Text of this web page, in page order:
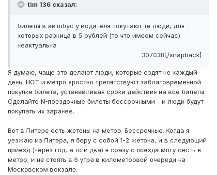
tim 136 сказал:
билеты в автобус у водителя покупают те люди, для
которых разница в 5 рублей (то что имеем сейчас)
неактуальна
307038[/snapback]
Я думаю, чаще это делают люди, которые ездят не каждый
день. НОТ и метро яростно препятствуют заблаговременной
покупке билета, устанавливая сроки действия на все билеты.
Сделайте N-поездочные билеты бессрочными - и люди будут
покупать их заранее.
Вот в Питере есть жетоны на метро. Бессрочные. Когда я
уезжаю из Питера, я беру с собой 1-2 жетона, и в следующий
приезд (через год, а то и два) я сразу с поезда могу сесть в
метро, и не стоять в 6 утра в километровой очереди на
Московском вокзале.